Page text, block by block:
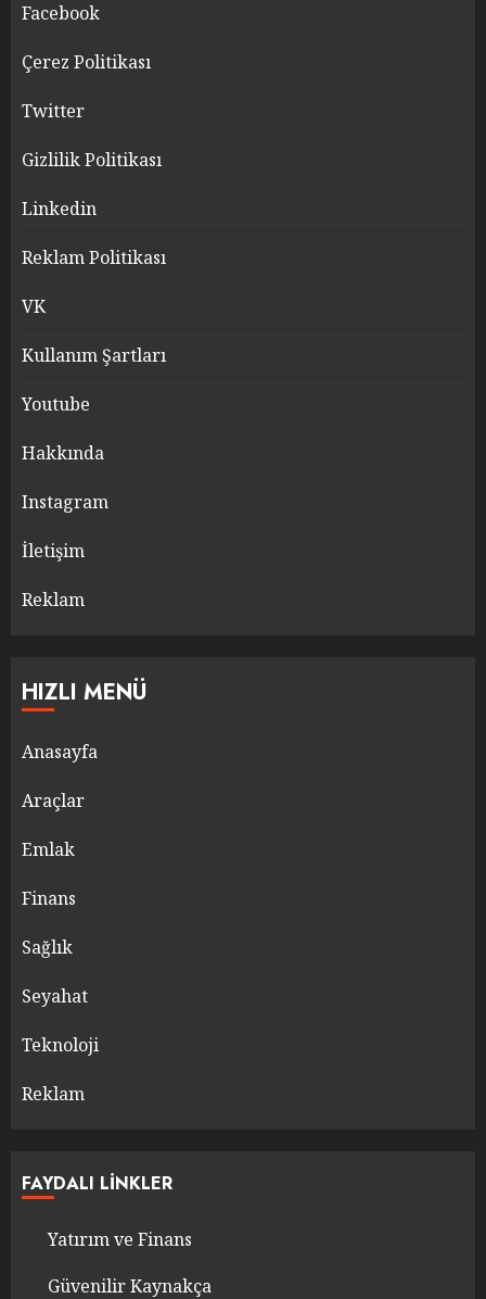
Facebook
Çerez Politikası
Twitter
Gizlilik Politikası
Linkedin
Reklam Politikası
VK
Kullanım Şartları
Youtube
Hakkında
Instagram
İletişim
Reklam
HIZLI MENÜ
Anasayfa
Araçlar
Emlak
Finans
Sağlık
Seyahat
Teknoloji
Reklam
FAYDALI LINKLER
Yatırım ve Finans
Güvenilir Kaynakça